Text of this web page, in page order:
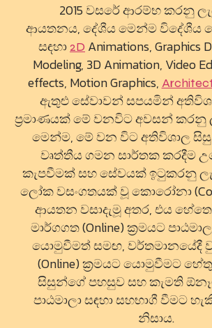
2015 වසරේ ආරම්භ කරනු
ආයතනය, දේශීය මෙන්ම විදේශීය
සඳහා 2D Animations, Graphics
Modeling, 3D Animation, Video
effects, Motion Graphics,
ඇතුළු සේවාවන් සපයමින්
ප්‍රමාණයක් මේ වනවිට අවසන්
මෙන්ම, මේ වන විට අතිවිශාල
වෘත්තීය ගමන සාර්තක කරදීම
කැපවීමක් සහ සේවයක් ඉටුකරනු
ලෝක වසංගතයක් වූ කොරෝනා
ආයතන වසාදැමූ අතර, එය
මාර්ගගත (Online) ක්‍රමයට
යොමුවීමත් සමඟ, වර්තමානයේදී
(Online) ක්‍රමයට යොමුවීමට
සිසුන්ගේ පහසුව සහ කැමති
පාඨමාලා සඳහා සහභාගී වීමට
නිසාය.